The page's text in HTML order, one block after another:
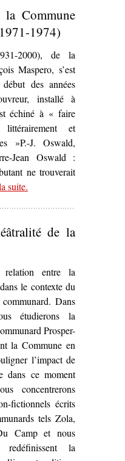
La Chanson au
la Commune
1974)
2000), de la
Maspero, s’est
des années
installé à
échiné à « faire
et
»P.-J. Oswald,
Jean Oswald :
ne trouverait
suite– ‘Quatre pièces sur la
.
de la
entre la
le contexte du
Dans
étudierons la
Prosper-
la Commune en
l’impact de
dans ce moment
concentrerons
fictionnels écrits
tels Zola,
Camp et nous
la